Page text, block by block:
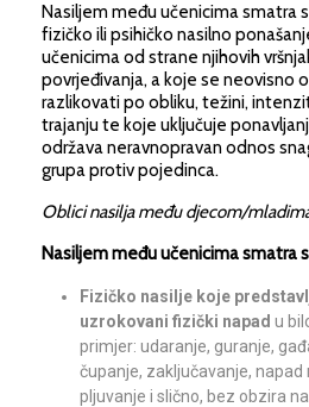
Nasiljem među učenicima smatra
fizičko ili psihičko nasilno
učenicima od strane njihovih
povrjeđivanja, a koje se neovisno
razlikovati po obliku, težini,
trajanju te koje uključuje
održava neravnopravan odnos
grupa protiv pojedinca.
Oblici nasilja među djecom/
Nasiljem među učenicima smatra
Fizičko nasilje koje
uzrokovani fizički napad u
primjer: udaranje, guranje,
čupanje, zaključavanje,
pljuvanje i slično, bez obzira